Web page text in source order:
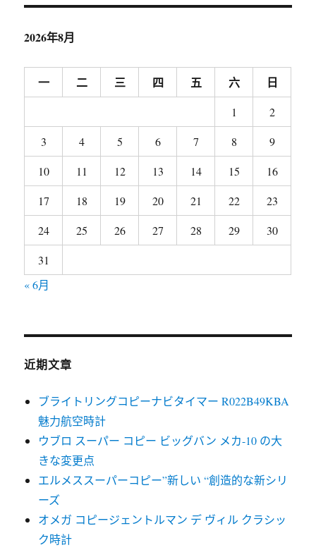
2026年8月
一 二 三 四 五 六 日
1
2
3
4 5 6 7 8
9
10
11 12 13 14 15
16
17
18 19 20 21 22
23
24
25 26 27 28 29
30
31
« 6月
近期文章
ブライトリングコピーナビタイマー R022B49KBA
魅力航空時計
ウブロ スーパー コピー ビッグバン メカ-10 の大
きな変更点
エルメススーパーコピー”新しい “創造的な新シリ
ーズ
オメガ コピージェントルマン デ ヴィル クラシッ
ク時計